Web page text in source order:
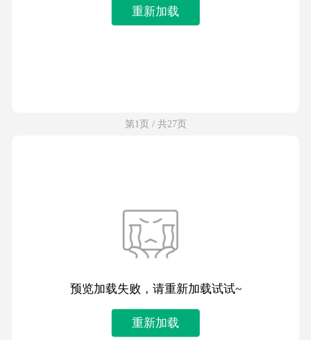
重新加载
第1页 / 共27页
预览加载失败，请重新加载试试~
重新加载